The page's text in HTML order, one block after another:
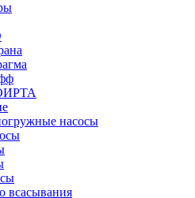
насосы
всасывания